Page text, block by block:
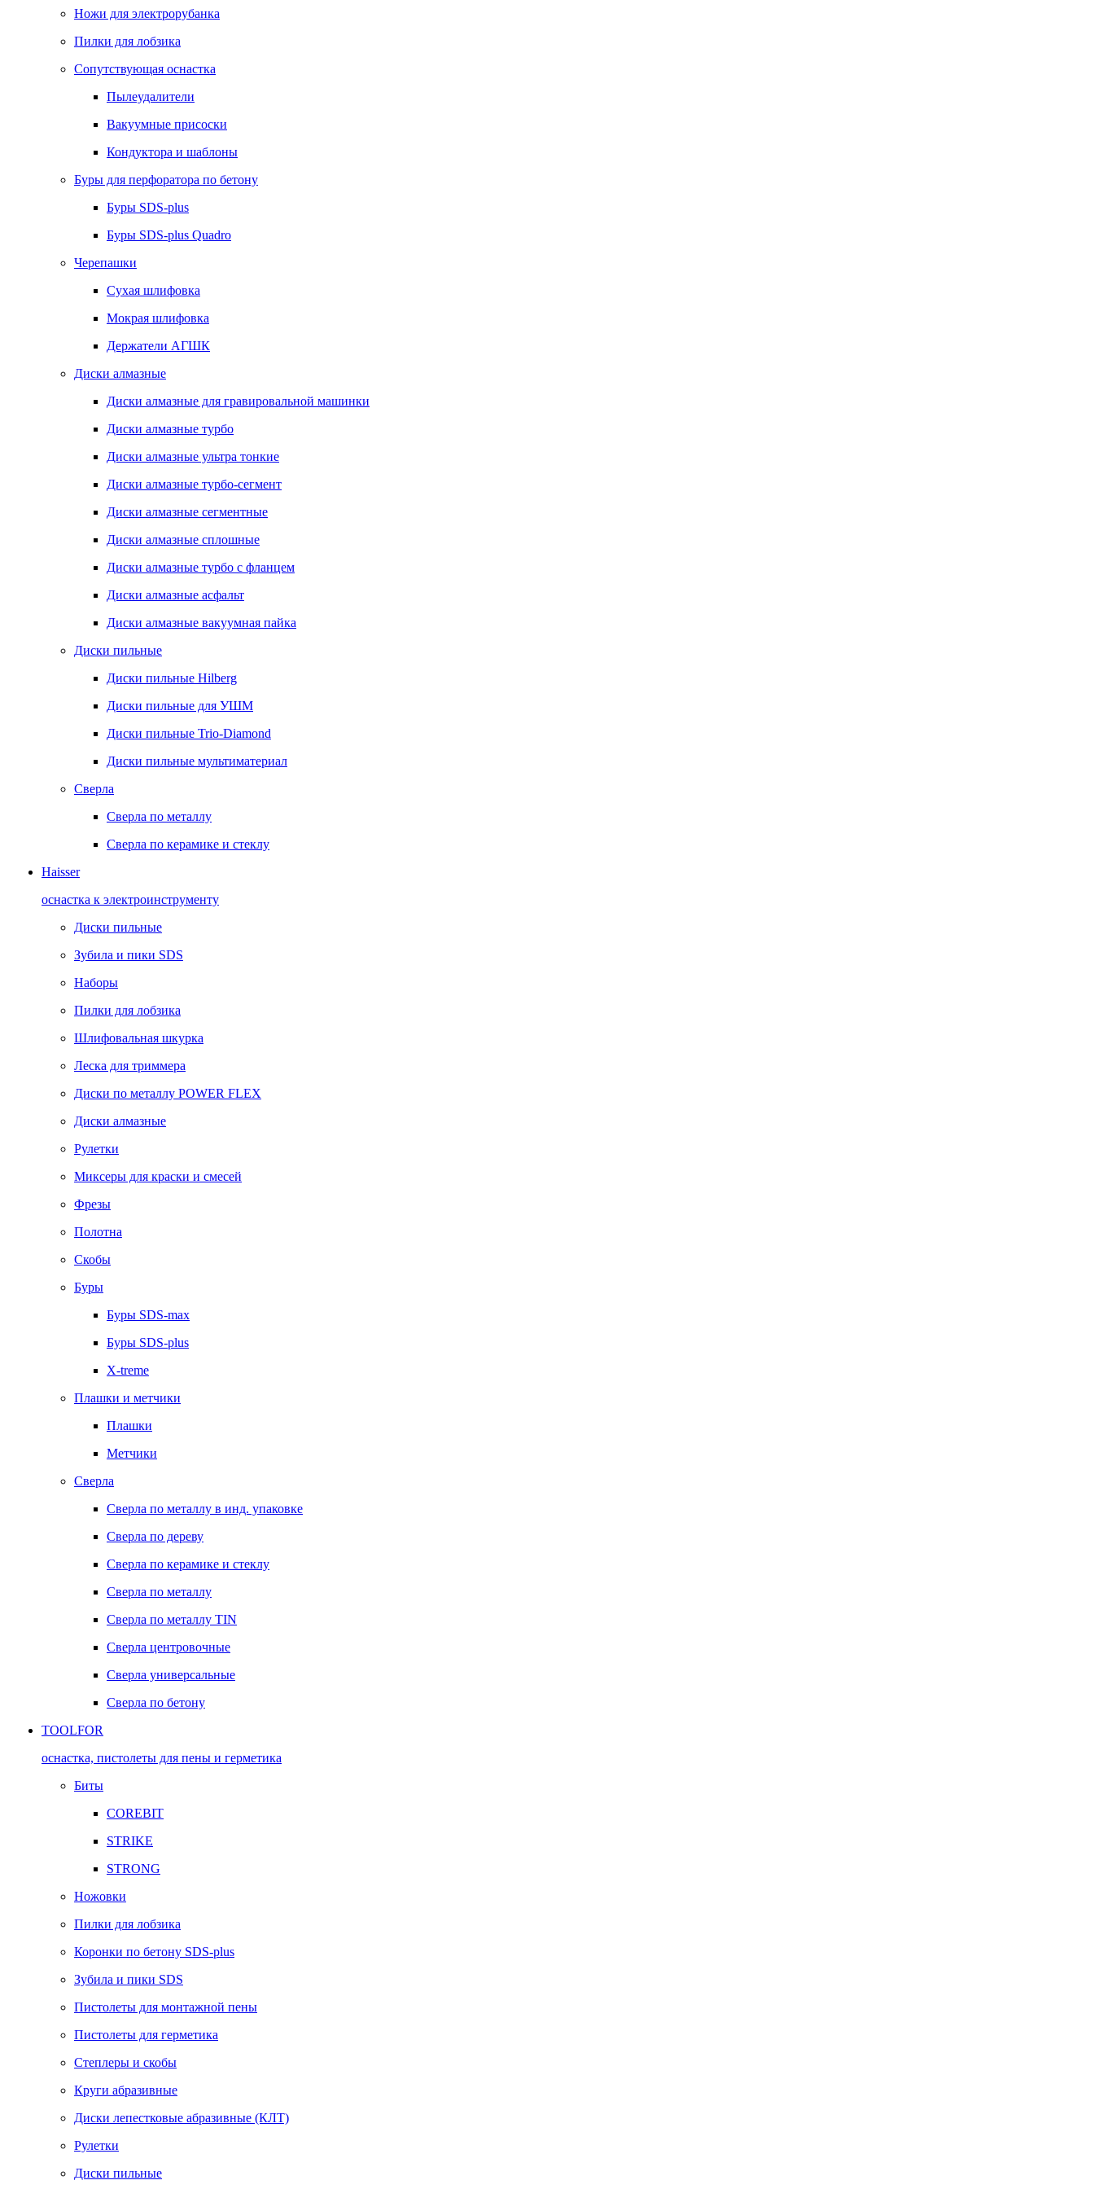
Ножи для электрорубанка
Пилки для лобзика
Сопутствующая оснастка
Пылеудалители
Вакуумные присоски
Кондуктора и шаблоны
Буры для перфоратора по бетону
Буры SDS-plus
Буры SDS-plus Quadro
Черепашки
Сухая шлифовка
Мокрая шлифовка
Держатели АГШК
Диски алмазные
Диски алмазные для гравировальной машинки
Диски алмазные турбо
Диски алмазные ультра тонкие
Диски алмазные турбо-сегмент
Диски алмазные сегментные
Диски алмазные сплошные
Диски алмазные турбо с фланцем
Диски алмазные асфальт
Диски алмазные вакуумная пайка
Диски пильные
Диски пильные Hilberg
Диски пильные для УШМ
Диски пильные Trio-Diamond
Диски пильные мультиматериал
Сверла
Сверла по металлу
Сверла по керамике и стеклу
Haisser
оснастка к электроинструменту
Диски пильные
Зубила и пики SDS
Наборы
Пилки для лобзика
Шлифовальная шкурка
Леска для триммера
Диски по металлу POWER FLEX
Диски алмазные
Рулетки
Миксеры для краски и смесей
Фрезы
Полотна
Скобы
Буры
Буры SDS-max
Буры SDS-plus
X-treme
Плашки и метчики
Плашки
Метчики
Сверла
Сверла по металлу в инд. упаковке
Сверла по дереву
Сверла по керамике и стеклу
Сверла по металлу
Сверла по металлу TIN
Сверла центровочные
Сверла универсальные
Сверла по бетону
TOOLFOR
оснастка, пистолеты для пены и герметика
Биты
COREBIT
STRIKE
STRONG
Ножовки
Пилки для лобзика
Коронки по бетону SDS-plus
Зубила и пики SDS
Пистолеты для монтажной пены
Пистолеты для герметика
Степлеры и скобы
Круги абразивные
Диски лепестковые абразивные (КЛТ)
Рулетки
Диски пильные